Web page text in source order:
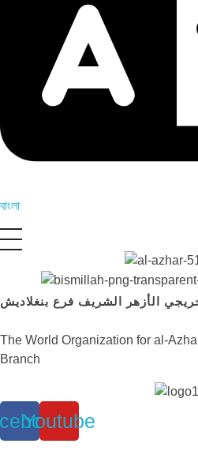
বাংলা
الأزهر الشريف فرع بنغلاديش
The World Organization for al-
Branch
Youtube